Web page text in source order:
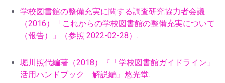
学校図書館の整備充実に関する調査研究協力者会議
（2016）「これからの学校図書館の整備充実について
（報告）」（参照 2022-02-28）.
堀川照代編著（2018）『「学校図書館ガイドライン」
活用ハンドブック 解説編』悠光堂.